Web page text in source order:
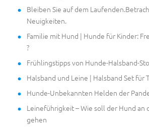
Bleiben Sie auf dem
Neuigkeiten.
Familie mit Hund | Hunde für Kinder:
?
Frühlingstipps von Hunde-Halsband-
Halsband und Leine | Halsband Set für
Hunde-Unbekannten Helden der
Leineführigkeit – Wie soll der Hund an
gehen